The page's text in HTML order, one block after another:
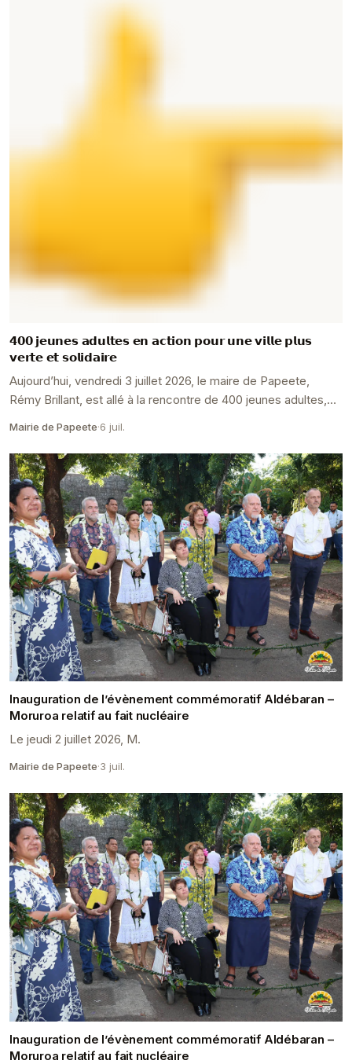
𝟰𝟬𝟬 𝗷𝗲𝘂𝗻𝗲𝘀 𝗮𝗱𝘂𝗹𝘁𝗲𝘀 𝗲𝗻 𝗮𝗰𝘁𝗶𝗼𝗻 𝗽𝗼𝘂𝗿 𝘂𝗻𝗲 𝘃𝗶𝗹𝗹𝗲 𝗽𝗹𝘂𝘀
𝘃𝗲𝗿𝘁𝗲 𝗲𝘁 𝘀𝗼𝗹𝗶𝗱𝗮𝗶𝗿𝗲
Aujourd’hui, vendredi 3 juillet 2026, le maire de Papeete,
Rémy Brillant, est allé à la rencontre de 400 jeunes adultes,
Mairie de Papeete·6 juil.
Inauguration de l’évènement commémoratif Aldébaran –
Moruroa relatif au fait nucléaire
Le jeudi 2 juillet 2026, M.
Mairie de Papeete·3 juil.
Inauguration de l’évènement commémoratif Aldébaran –
Moruroa relatif au fait nucléaire